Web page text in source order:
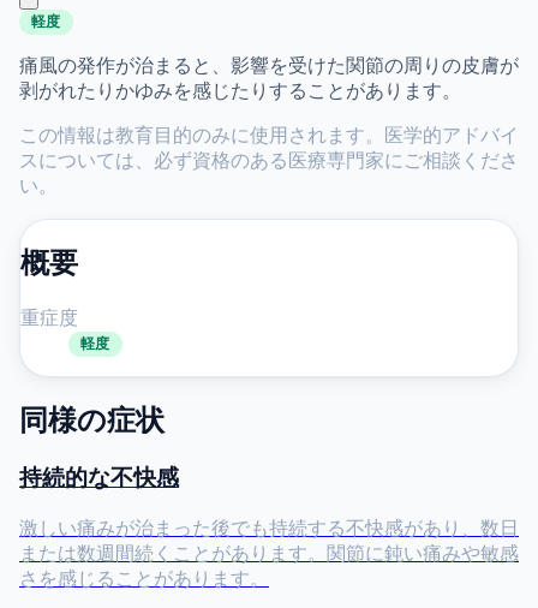
軽度
痛風の発作が治まると、影響を受けた関節の周りの皮膚が
剥がれたりかゆみを感じたりすることがあります。
この情報は教育目的のみに使用されます。医学的アドバイ
スについては、必ず資格のある医療専門家にご相談くださ
い。
概要
重症度
軽度
同様の症状
持続的な不快感
激しい痛みが治まった後でも持続する不快感があり、数日
または数週間続くことがあります。関節に鈍い痛みや敏感
さを感じることがあります。